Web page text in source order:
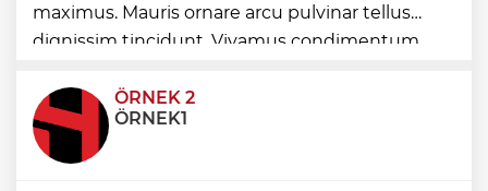
Kütahya'da Geleneksel Müderris
Mahallesi Şenliği coşkusu
maximus. Mauris ornare arcu pulvinar tellus
dignissim tincidunt. Vivamus condimentum
condimentum eros et, faucibus sapien. Praese
ÖRNEK 2
ÖRNEK1